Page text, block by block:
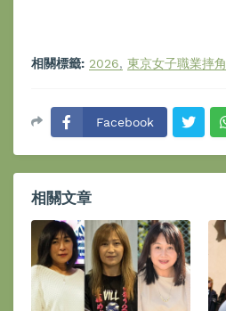
相關標籤: 2026 東京女子職業摔角
Facebook
相關文章